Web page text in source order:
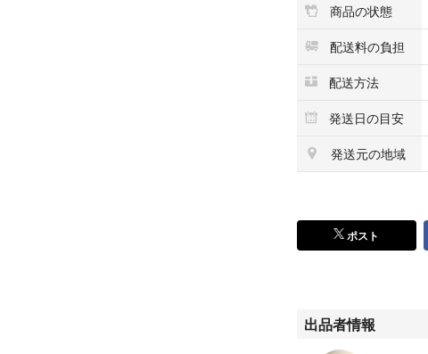
商品の状態
配送料の負担
配送方法
発送日の目安
発送元の地域
ポスト
出品者情報